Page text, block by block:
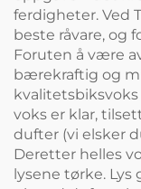
ferdigheter. Ved
beste råvare, og
Foruten å være
bærekraftig og
voks er klar,
dufter (vi elsker
Deretter helles
lysene tørke.